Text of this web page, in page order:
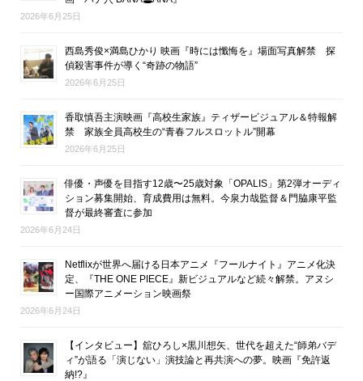
2026年6月25日
西島秀俊×満島ひかり 映画『時には懺悔を』場面写真解禁 探
偵殺害事件が導く“奇跡の物語”
2026年6月25日
香取慎吾主演映画『高校生家族』ティザービジュアル＆特報解
禁 家族全員高校生の“青春フルスロットル”開幕
2026年6月25日
俳優・声優を目指す12歳〜25歳対象「OPALIS」第2弾オーディ
ション募集開始、育成費用は無料。今泉力哉監督＆門脇康平監
督が最終審査に参加
2026年6月24日
Netflixが世界へ届ける日本アニメ『フールナイト』アニメ化決
定、『THE ONE PIECE』新ビジュアルなど続々解禁。アヌシ
ー国際アニメーション映画祭
2026年6月24日
【インタビュー】舘ひろし×黒川想矢、世代を超えた“師弟バデ
ィ”が語る「演じない」演技論と再共演への夢。映画『免許返
納!?』